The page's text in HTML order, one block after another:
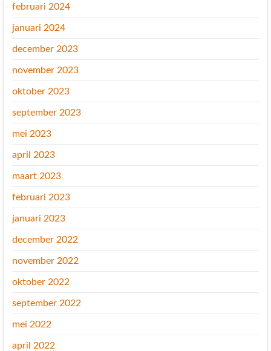
februari 2024
januari 2024
december 2023
november 2023
oktober 2023
september 2023
mei 2023
april 2023
maart 2023
februari 2023
januari 2023
december 2022
november 2022
oktober 2022
september 2022
mei 2022
april 2022